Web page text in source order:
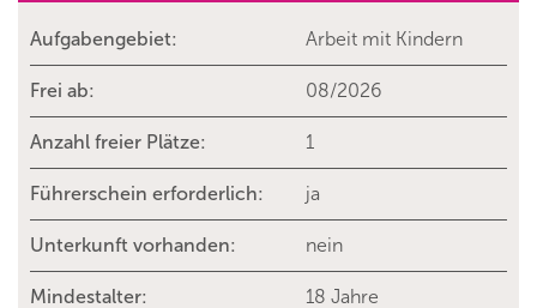
Aufgabengebiet: Arbeit mit Kindern
Frei ab: 08/2026
Anzahl freier Plätze: 1
Führerschein erforderlich: ja
Unterkunft vorhanden: nein
Mindestalter: 18 Jahre